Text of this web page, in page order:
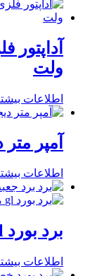
ولت
اطلاعات
آمپر
اطلاعات
برد بورد gl مدل bread board 12
اطلاعات